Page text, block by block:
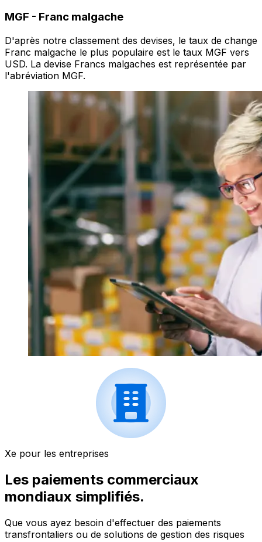
MGF - Franc malgache
D'après notre classement des devises, le taux de change
Franc malgache le plus populaire est le taux MGF vers
USD. La devise Francs malgaches est représentée par
l'abréviation MGF.
Xe pour les entreprises
Les paiements commerciaux
mondiaux simplifiés.
Que vous ayez besoin d'effectuer des paiements
transfrontaliers ou de solutions de gestion des risques